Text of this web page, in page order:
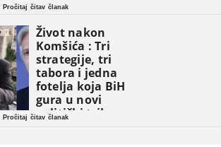
Pročitaj čitav članak
Život nakon
Komšića : Tri
strategije, tri
tabora i jedna
fotelja koja BiH
gura u novi
politički triler
Pročitaj čitav članak